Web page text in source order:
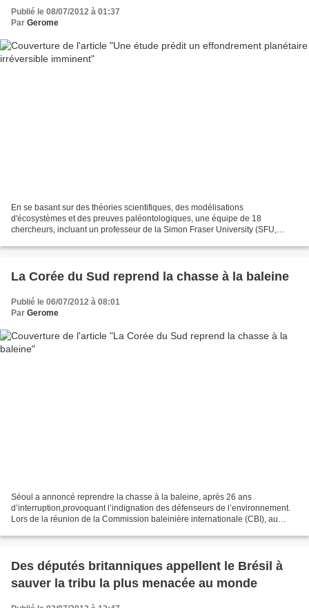
Publié le 08/07/2012 à 01:37
Par Gerome
En se basant sur des théories scientifiques, des modélisations
d'écosystèmes et des preuves paléontologiques, une équipe de 18
chercheurs, incluant un professeur de la Simon Fraser University (SFU,
La Corée du Sud reprend la chasse à la baleine
Publié le 06/07/2012 à 08:01
Par Gerome
Séoul a annoncé reprendre la chasse à la baleine, après 26 ans
d’interruption,provoquant l’indignation des défenseurs de l’environnement.
Lors de la réunion de la Commission baleinière internationale (CBI), au
Des députés britanniques appellent le Brésil à
sauver la tribu la plus menacée au monde